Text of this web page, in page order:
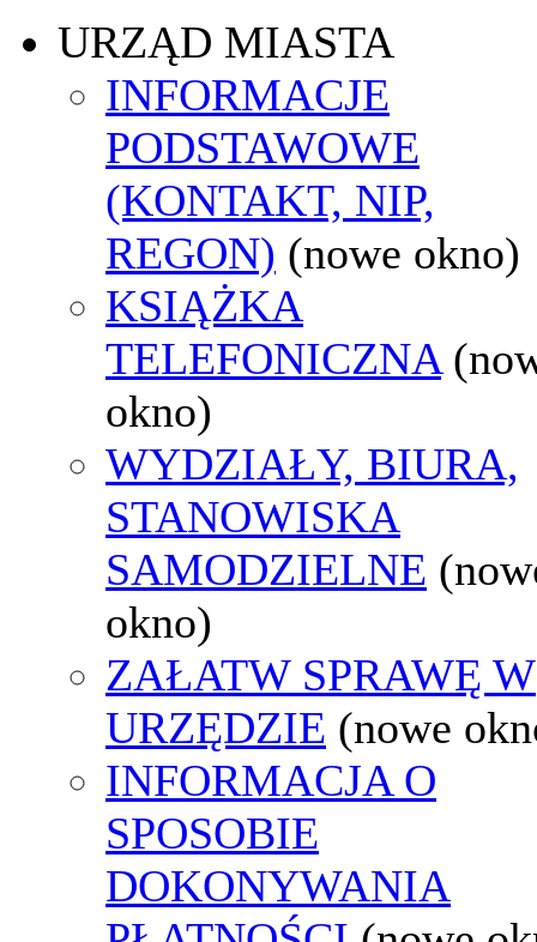
URZĄD MIASTA
INFORMACJE
PODSTAWOWE
(KONTAKT, NIP,
REGON) (nowe okno)
KSIĄŻKA
TELEFONICZNA
okno)
WYDZIAŁY, BIURA,
STANOWISKA
SAMODZIELNE
okno)
ZAŁATW SPRAWĘ W
URZĘDZIE (nowe
INFORMACJA O
SPOSOBIE
DOKONYWANIA